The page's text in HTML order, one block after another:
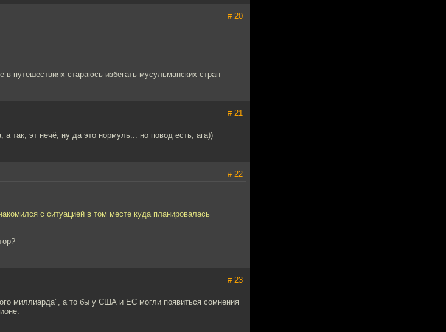
# 20
путешествиях стараюсь избегать мусульманских стран
# 21
а так, эт нечё, ну да это нормуль... но повод есть, ага))
# 22
с ситуацией в том месте куда планировалась
# 23
миллиарда", а то бы у США и ЕС могли появиться сомнения